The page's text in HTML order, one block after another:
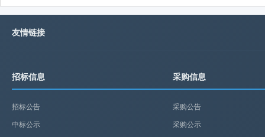
友情链接
招标信息
招标公告
中标公示
采购信息
采购公告
采购公示